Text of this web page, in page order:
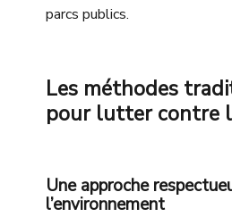
parcs publics.
Les méthodes
pour lutter contre
Une approche
l’environnement